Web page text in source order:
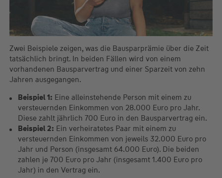
Zwei Beispiele zeigen, was die Bausparprämie über die Zeit
tatsächlich bringt. In beiden Fällen wird von einem
vorhandenen Bausparvertrag und einer Sparzeit von zehn
Jahren ausgegangen.
Beispiel 1: Eine alleinstehende Person mit einem zu
versteuernden Einkommen von 28.000 Euro pro Jahr.
Diese zahlt jährlich 700 Euro in den Bausparvertrag ein.
Beispiel 2: Ein verheiratetes Paar mit einem zu
versteuernden Einkommen von jeweils 32.000 Euro pro
Jahr und Person (insgesamt 64.000 Euro). Die beiden
zahlen je 700 Euro pro Jahr (insgesamt 1.400 Euro pro
Jahr) in den Vertrag ein.